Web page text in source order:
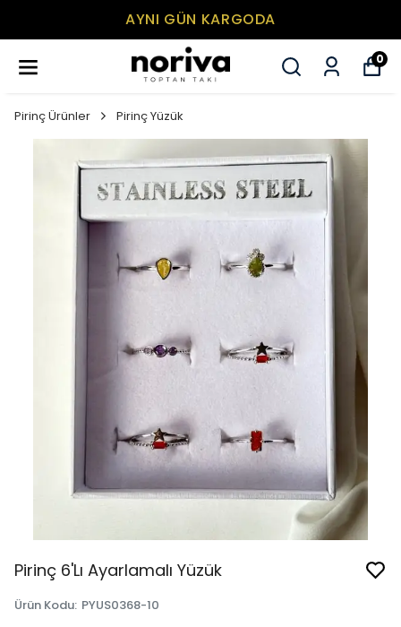
AYNI GÜN KARGODA
0
Pirinç Ürünler Pirinç Yüzük
Pirinç 6'Lı Ayarlamalı Yüzük
Ürün Kodu: PYUS0368-10